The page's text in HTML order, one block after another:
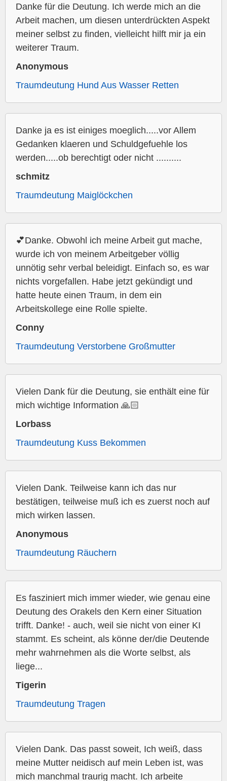
Danke für die Deutung. Ich werde mich an die
Arbeit machen, um diesen unterdrückten Aspekt
meiner selbst zu finden, vielleicht hilft mir ja ein
weiterer Traum.
Anonymous
Traumdeutung Hund Aus Wasser Retten
Danke ja es ist einiges moeglich.....vor Allem
Gedanken klaeren und Schuldgefuehle los
werden.....ob berechtigt oder nicht ..........
schmitz
Traumdeutung Maiglöckchen
💕Danke. Obwohl ich meine Arbeit gut mache,
wurde ich von meinem Arbeitgeber völlig
unnötig sehr verbal beleidigt. Einfach so, es war
nichts vorgefallen. Habe jetzt gekündigt und
hatte heute einen Traum, in dem ein
Arbeitskollege eine Rolle spielte.
Conny
Traumdeutung Verstorbene Großmutter
Vielen Dank für die Deutung, sie enthält eine für
mich wichtige Information 🙏🏻
Lorbass
Traumdeutung Kuss Bekommen
Vielen Dank. Teilweise kann ich das nur
bestätigen, teilweise muß ich es zuerst noch auf
mich wirken lassen.
Anonymous
Traumdeutung Räuchern
Es fasziniert mich immer wieder, wie genau eine
Deutung des Orakels den Kern einer Situation
trifft. Danke! - auch, weil sie nicht von einer KI
stammt. Es scheint, als könne der/die Deutende
mehr wahrnehmen als die Worte selbst, als
liege...
Tigerin
Traumdeutung Tragen
Vielen Dank. Das passt soweit, Ich weiß, dass
meine Mutter neidisch auf mein Leben ist, was
mich manchmal traurig macht. Ich arbeite